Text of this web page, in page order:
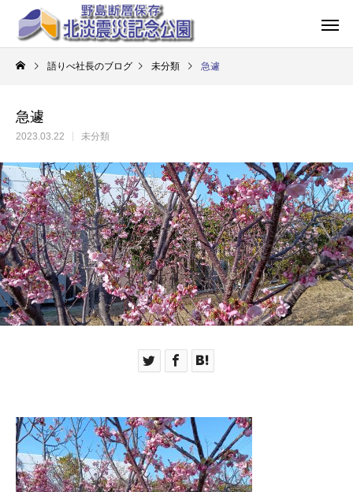
語りべ社長のブログ 未分類 急遽
急遽
2023.03.22 未分類